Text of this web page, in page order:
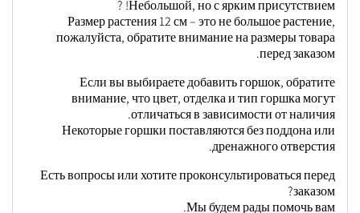
Небольшой, но с ярким присутствием! ?
Размер растения 12 см – это не большое растение,
пожалуйста, обратите внимание на размеры товара
перед заказом.
Если вы выбираете добавить горшок, обратите
внимание, что цвет, отделка и тип горшка могут
отличаться в зависимости от наличия.
Некоторые горшки поставляются без поддона или
дренажного отверстия.
Есть вопросы или хотите проконсультироваться перед
заказом?
Мы будем рады помочь вам.